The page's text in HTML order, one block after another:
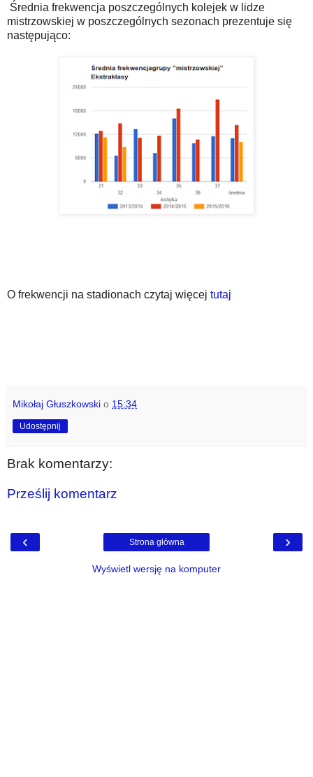
Średnia frekwencja poszczególnych kolejek w lidze
mistrzowskiej w poszczególnych sezonach prezentuje się
następująco:
O frekwencji na stadionach czytaj więcej tutaj
Mikołaj Głuszkowski o 15:34
Udostępnij
Brak komentarzy:
Prześlij komentarz
‹ ›
Strona główna
Wyświetl wersję na komputer